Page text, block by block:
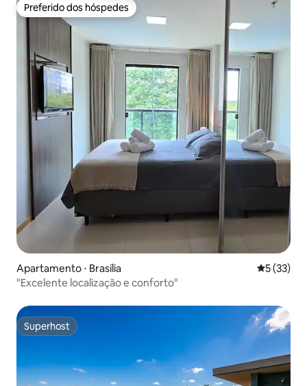
Preferido dos hóspedes
Preferido dos hóspedes
Apartamento ⋅ Brasília 5 de uma
5 (33)
"Excelente localização e conforto"
Superhost
Superhost